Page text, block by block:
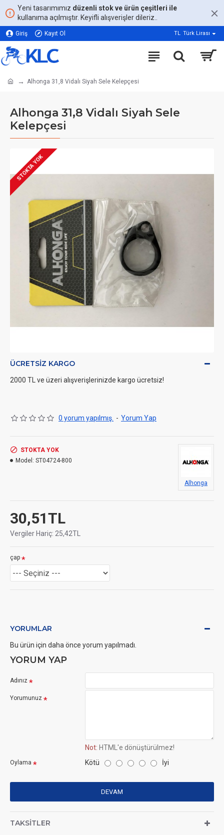
Yeni tasarımımız düzenli stok ve ürün çeşitleri ile
kullanıma açılmıştır. Keyifli alışverişler dileriz..
Giriş Kayıt Ol TL Türk Lirası
Alhonga 31,8 Vidalı Siyah Sele Kelepçesi
Alhonga 31,8 Vidalı Siyah Sele
Kelepçesi
STOKTA YOK
ÜCRETSIZ KARGO
2000 TL ve üzeri alışverişlerinizde kargo ücretsiz!
0 yorum yapılmış. - Yorum Yap
30,51TL
Vergiler Hariç: 25,42TL
STOKTA YOK
Model: ST04724-800
Alhonga
çap
YORUMLAR
Bu ürün için daha önce yorum yapılmadı.
YORUM YAP
Adınız
Yorumunuz
Not: HTML'e dönüştürülmez!
Oylama Kötü İyi
DEVAM
TAKSITLER